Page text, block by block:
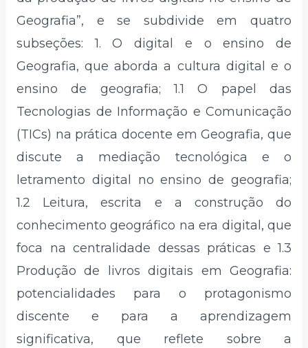
Geografia”, e se subdivide em quatro
subseções: 1. O digital e o ensino de
Geografia, que aborda a cultura digital e o
ensino de geografia; 1.1 O papel das
Tecnologias de Informação e Comunicação
(TICs) na prática docente em Geografia, que
discute a mediação tecnológica e o
letramento digital no ensino de geografia;
1.2 Leitura, escrita e a construção do
conhecimento geográfico na era digital, que
foca na centralidade dessas práticas e 1.3
Produção de livros digitais em Geografia:
potencialidades para o protagonismo
discente e para a aprendizagem
significativa, que reflete sobre a